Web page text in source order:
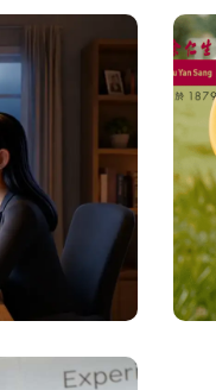
藥物宣
產品介紹